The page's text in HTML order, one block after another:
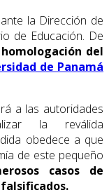
la Dirección de
de Educación. De
del
de Panamá
a las autoridades
la reválida
obedece a que
de este pequeño
casos de